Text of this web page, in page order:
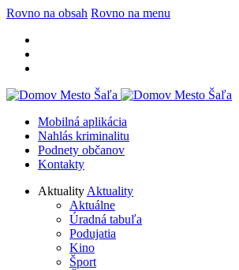
Rovno na obsah Rovno na menu
Mobilná aplikácia
Nahlás kriminalitu
Podnety občanov
Kontakty
Aktuality Aktuality
Aktuálne
Úradná tabuľa
Podujatia
Kino
Šport